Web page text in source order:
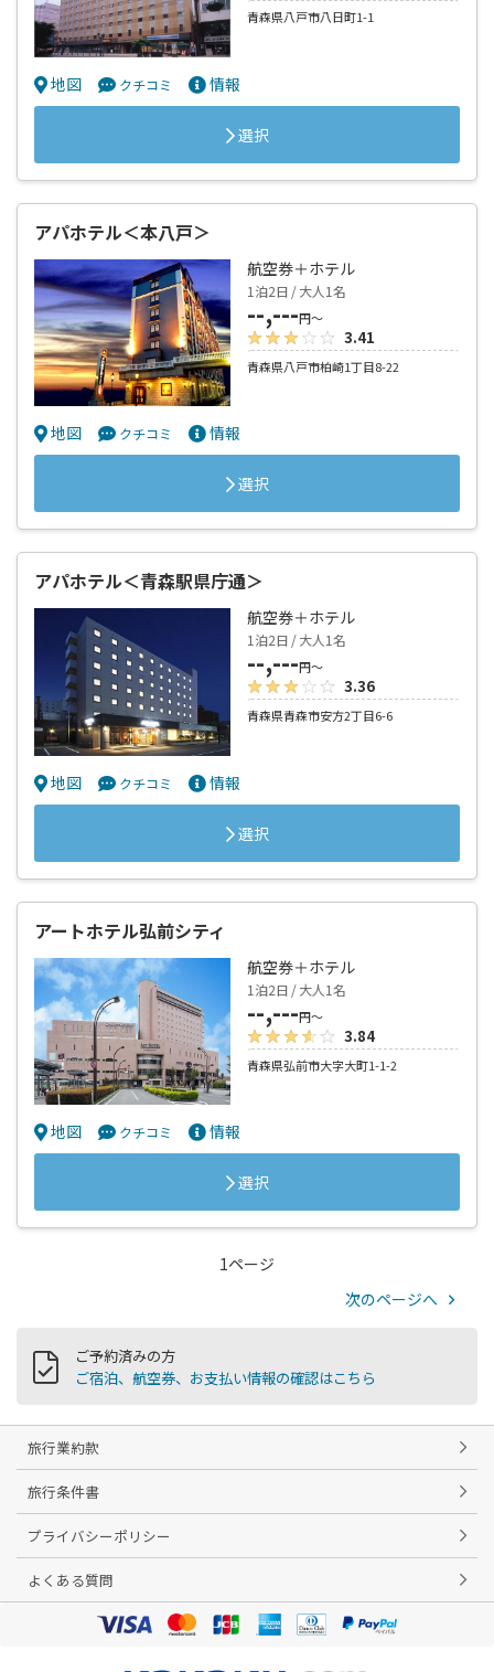
青森県八戸市八日町1-1
地図 クチコミ 情報
選択
アパホテル＜本八戸＞
航空券＋ホテル
1泊2日 / 大人1名
--,---円～
3.41
青森県八戸市柏崎1丁目8-22
地図 クチコミ 情報
選択
アパホテル＜青森駅県庁通＞
航空券＋ホテル
1泊2日 / 大人1名
--,---円～
3.36
青森県青森市安方2丁目6-6
地図 クチコミ 情報
選択
アートホテル弘前シティ
航空券＋ホテル
1泊2日 / 大人1名
--,---円～
3.84
青森県弘前市大字大町1-1-2
地図 クチコミ 情報
選択
1ページ
次のページへ
ご予約済みの方
ご宿泊、航空券、お支払い情報の確認はこちら
旅行業約款
旅行条件書
プライバシーポリシー
よくある質問